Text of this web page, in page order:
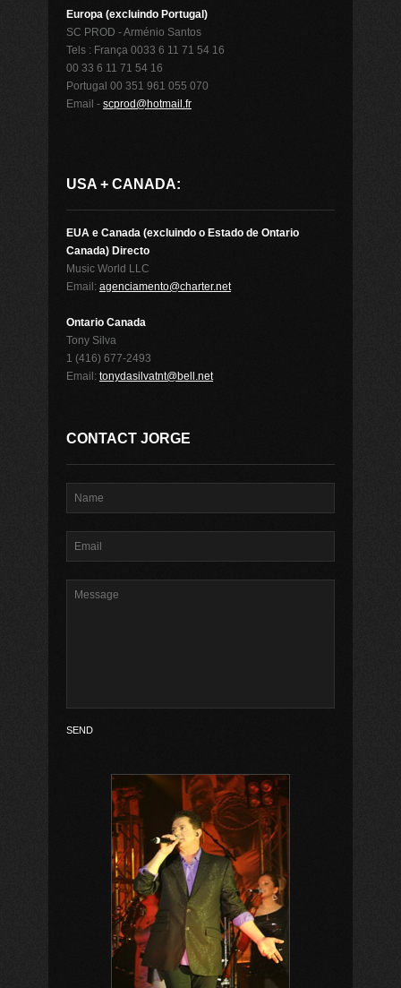
Europa (excluindo Portugal)
SC PROD - Arménio Santos
Tels : França 0033 6 11 71 54 16
00 33 6 11 71 54 16
Portugal 00 351 961 055 070
Email - scprod@hotmail.fr
USA + CANADA:
EUA e Canada (excluindo o Estado de Ontario
Canada) Directo
Music World LLC
Email: agenciamento@charter.net
Ontario Canada
Tony Silva
1 (416) 677-2493
Email: tonydasilvatnt@bell.net
CONTACT JORGE